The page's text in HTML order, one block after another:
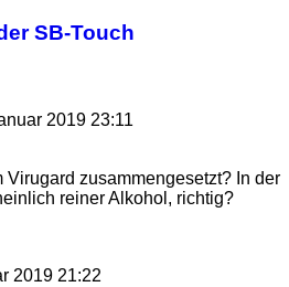
SB-Touch
2019 23:11
zusammengesetzt? In der
reiner Alkohol, richtig?
2019 21:22